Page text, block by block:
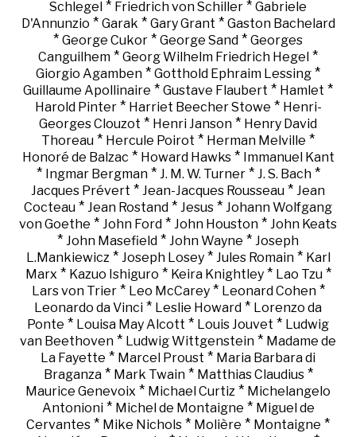
Schlegel * Friedrich von Schiller * Gabriele
D'Annunzio * Garak * Gary Grant * Gaston Bachelard
* George Cukor * George Sand * Georges
Canguilhem * Georg Wilhelm Friedrich Hegel *
Giorgio Agamben * Gotthold Ephraim Lessing *
Guillaume Apollinaire * Gustave Flaubert * Hamlet *
Harold Pinter* Harriet Beecher Stowe * Henri-
Georges Clouzot * Henri Janson * Henry David
Thoreau * Hercule Poirot * Herman Melville *
Honoré de Balzac * Howard Hawks* Immanuel Kant
* Ingmar Bergman* J. M. W. Turner* J. S. Bach*
Jacques Prévert * Jean-Jacques Rousseau * Jean
Cocteau * Jean Rostand * Jesus * Johann Wolfgang
von Goethe * John Ford * John Houston * John Keats
* John Masefield * John Wayne * Joseph
L.Mankiewicz* Joseph Losey* Jules Romain* Karl
Marx * Kazuo Ishiguro * Keira Knightley* Lao Tzu*
Lars von Trier* Leo McCarey* Leonard Cohen*
Leonardo da Vinci * Leslie Howard * Lorenzo da
Ponte * Louisa May Alcott * Louis Jouvet * Ludwig
van Beethoven * Ludwig Wittgenstein * Madame de
La Fayette * Marcel Proust * Maria Barbara di
Braganza* Mark Twain* Matthias Claudius*
Maurice Genevoix * Michael Curtiz * Michelangelo
Antonioni* Michel de Montaigne * Miguel de
Cervantes * Mike Nichols * Molière * Montaigne *